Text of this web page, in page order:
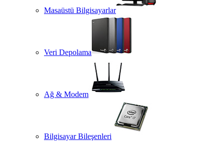
Masaüstü Bilgisayarlar
Veri Depolama
Ağ & Modem
Bilgisayar Bileşenleri